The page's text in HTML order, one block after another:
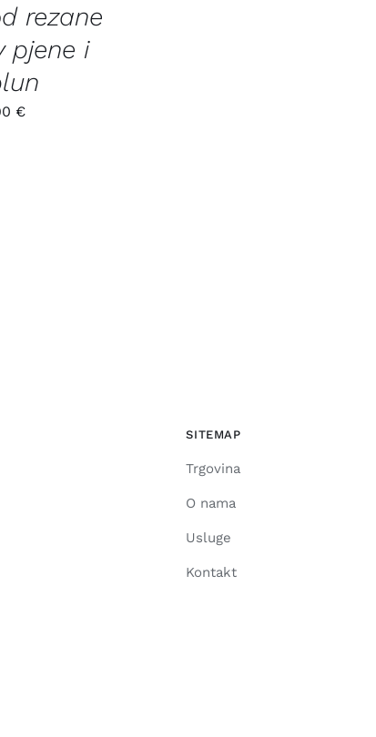
rezane
pjene i
€
SITEMAP
Trgovina
O nama
Usluge
Kontakt